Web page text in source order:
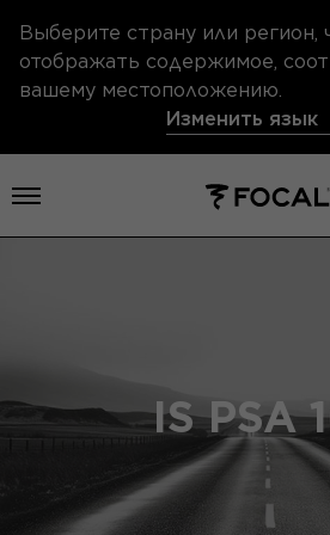
Выберите страну или регион,
отображать содержимое,
вашему местоположению.
Изменить язык
Открыть меню
IS PSA